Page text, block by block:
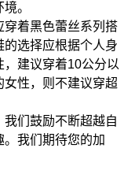
。
穿着黑色蕾丝系列搭
选择应根据个人身
建议穿着10公分以
女性，则不建议穿超
们鼓励不断超越自
我们期待您的加